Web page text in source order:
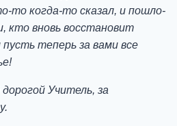
то когда-то сказал, и пошло-
кто вновь восстановит
пусть теперь за вами все
Учитель, за